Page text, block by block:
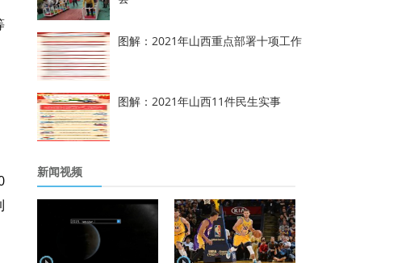
图解：2021年山西重点部署十项工作
图解：2021年山西11件民生实事
新闻视频